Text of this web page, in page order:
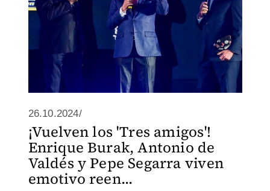
26.10.2024/
¡Vuelven los 'Tres amigos'!
Enrique Burak, Antonio de
Valdés y Pepe Segarra viven
emotivo reen...